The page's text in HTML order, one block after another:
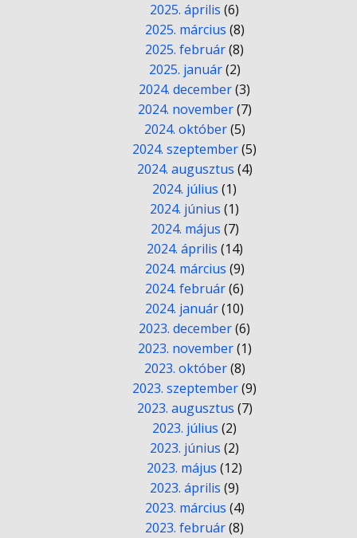
2025. április (6)
2025. március (8)
2025. február(8)
2025. január(2)
2024. december(3)
2024. november(7)
2024. október(5)
2024. szeptember(5)
2024. augusztus (4)
2024. július (1)
2024. június (1)
2024. május (7)
2024. április (14)
2024. március (9)
2024. február(6)
2024. január(10)
2023. december(6)
2023. november(1)
2023. október(8)
2023. szeptember(9)
2023. augusztus (7)
2023. július (2)
2023. június (2)
2023. május (12)
2023. április (9)
2023. március (4)
2023. február(8)